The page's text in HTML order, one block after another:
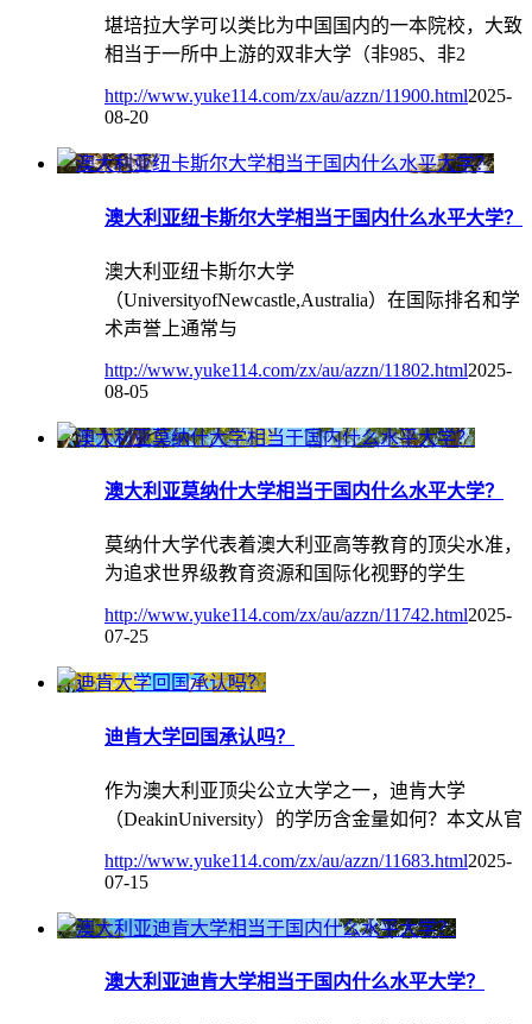
堪培拉大学可以类比为中国国内的一本院校，大致
相当于一所中上游的双非大学（非985、非2
http://www.yuke114.com/zx/au/azzn/11900.html2025-
08-20
澳大利亚纽卡斯尔大学相当于国内什么水平大学？
澳大利亚纽卡斯尔大学
（UniversityofNewcastle,Australia）在国际排名和学
术声誉上通常与
http://www.yuke114.com/zx/au/azzn/11802.html2025-
08-05
澳大利亚莫纳什大学相当于国内什么水平大学？
莫纳什大学代表着澳大利亚高等教育的顶尖水准，
为追求世界级教育资源和国际化视野的学生
http://www.yuke114.com/zx/au/azzn/11742.html2025-
07-25
迪肯大学回国承认吗？
作为澳大利亚顶尖公立大学之一，迪肯大学
（DeakinUniversity）的学历含金量如何？本文从官
http://www.yuke114.com/zx/au/azzn/11683.html2025-
07-15
澳大利亚迪肯大学相当于国内什么水平大学？